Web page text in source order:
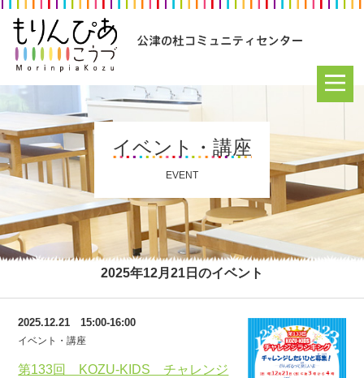
イベント・講座
EVENT
2025年12月21日のイベント
第133回 KOZU-KIDS チャレンジ
2025.12.21 15:00-16:00
イベント・講座